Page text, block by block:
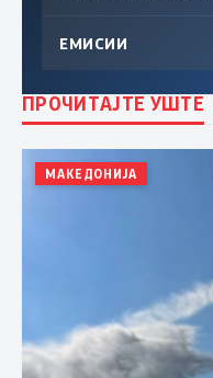
ЕМИСИИ
ПРОЧИТАЈТЕ УШТЕ
МАКЕДОНИЈА